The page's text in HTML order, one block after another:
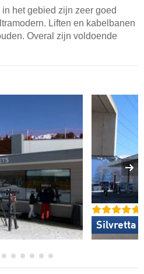
het gebied zijn zeer goed
Liften en kabelbanen
Overal zijn voldoende
Silvretta